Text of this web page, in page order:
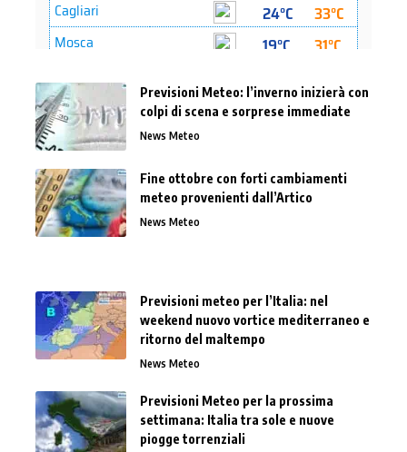
Previsioni Meteo: l’inverno inizierà con
colpi di scena e sorprese immediate
News Meteo
Fine ottobre con forti cambiamenti
meteo provenienti dall’Artico
News Meteo
Previsioni meteo per l’Italia: nel
weekend nuovo vortice mediterraneo e
ritorno del maltempo
News Meteo
Previsioni Meteo per la prossima
settimana: Italia tra sole e nuove
piogge torrenziali